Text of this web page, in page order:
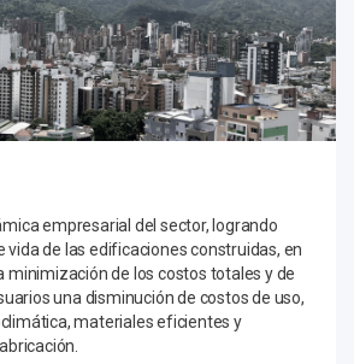
empresarial del sector, logrando
vida de las edificaciones construidas, en
minimización de los costos totales y de
una disminución de costos de uso,
materiales eficientes y